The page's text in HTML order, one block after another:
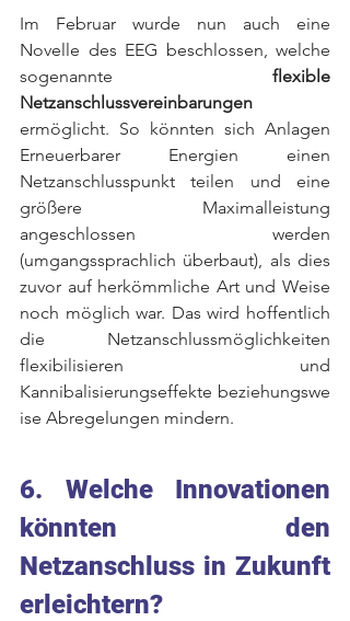
Im Februar wurde nun auch eine
Novelle des EEG beschlossen, welche
sogenannte flexible
Netzanschlussvereinbarungen
ermöglicht. So könnten sich Anlagen
Erneuerbarer Energien einen
Netzanschlusspunkt teilen und eine
größere Maximalleistung
angeschlossen werden
(umgangssprachlich überbaut), als dies
zuvor auf herkömmliche Art und Weise
noch möglich war. Das wird hoffentlich
die Netzanschlussmöglichkeiten
flexibilisieren und
Kannibalisierungseffekte beziehungswe
ise Abregelungen mindern.
6. Welche Innovationen
könnten den
Netzanschluss in Zukunft
erleichtern?